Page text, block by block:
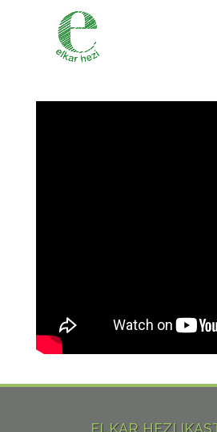
ELKAR HEZI